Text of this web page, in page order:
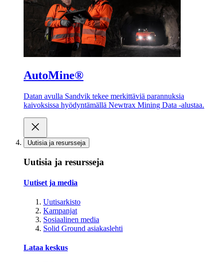
AutoMine®
Datan avulla Sandvik tekee merkittäviä parannuksia
kaivoksissa hyödyntämällä Newtrax Mining Data -alustaa.
Uutisia ja resursseja
Uutisia ja resursseja
Uutiset ja media
Uutisarkisto
Kampanjat
Sosiaalinen media
Solid Ground asiakaslehti
Lataa keskus